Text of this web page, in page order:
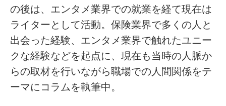
の後は、エンタメ業界での就業を経て現在は
ライターとして活動。保険業界で多くの人と
出会った経験、エンタメ業界で触れたユニー
クな経験などを起点に、現在も当時の人脈か
らの取材を行いながら職場での人間関係をテ
ーマにコラムを執筆中。